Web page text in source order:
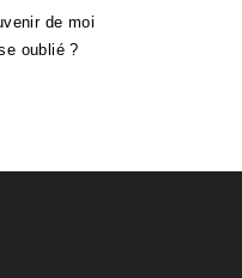
de moi
oublié ?